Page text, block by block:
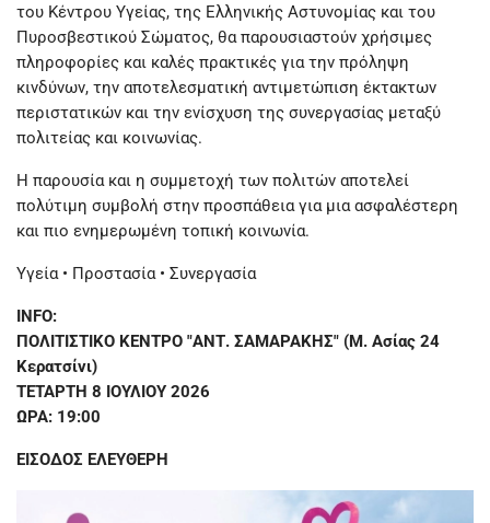
του Κέντρου Υγείας, της Ελληνικής Αστυνομίας και του
Πυροσβεστικού Σώματος, θα παρουσιαστούν χρήσιμες
πληροφορίες και καλές πρακτικές για την πρόληψη
κινδύνων, την αποτελεσματική αντιμετώπιση έκτακτων
περιστατικών και την ενίσχυση της συνεργασίας μεταξύ
πολιτείας και κοινωνίας.
Η παρουσία και η συμμετοχή των πολιτών αποτελεί
πολύτιμη συμβολή στην προσπάθεια για μια ασφαλέστερη
και πιο ενημερωμένη τοπική κοινωνία.
Υγεία • Προστασία • Συνεργασία
INFO:
ΠΟΛΙΤΙΣΤΙΚΟ ΚΕΝΤΡΟ "ΑΝΤ. ΣΑΜΑΡΑΚΗΣ" (Μ. Ασίας 24
Κερατσίνι)
ΤΕΤΑΡΤΗ 8 ΙΟΥΛΙΟΥ 2026
ΩΡΑ: 19:00
ΕΙΣΟΔΟΣ ΕΛΕΥΘΕΡΗ